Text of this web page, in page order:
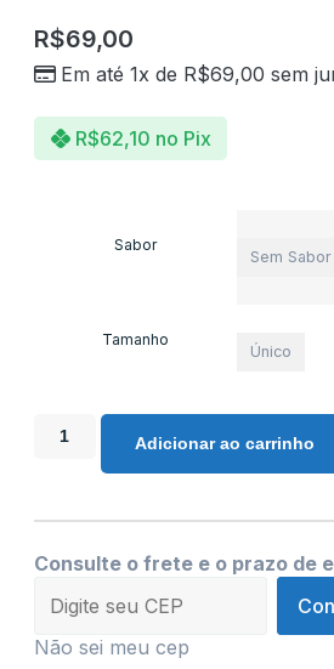
R$69,00
Em até 1x de R$69,00 sem
R$62,10 no Pix
Sabor
Sem Sabor
Tamanho
Único
Adicionar ao carrinho
Consulte o frete e o prazo de
Não sei meu cep